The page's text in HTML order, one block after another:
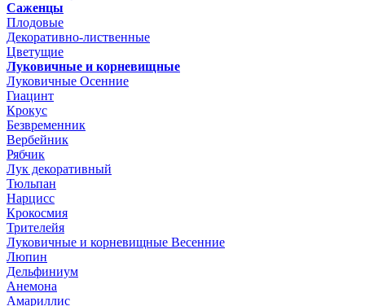
Саженцы
Плодовые
Декоративно-лиственные
Цветущие
Луковичные и корневищные
Луковичные Осенние
Гиацинт
Крокус
Безвременник
Вербейник
Рябчик
Лук декоративный
Тюльпан
Нарцисс
Крокосмия
Трителейя
Луковичные и корневищные Весенние
Люпин
Дельфиниум
Анемона
Амариллис